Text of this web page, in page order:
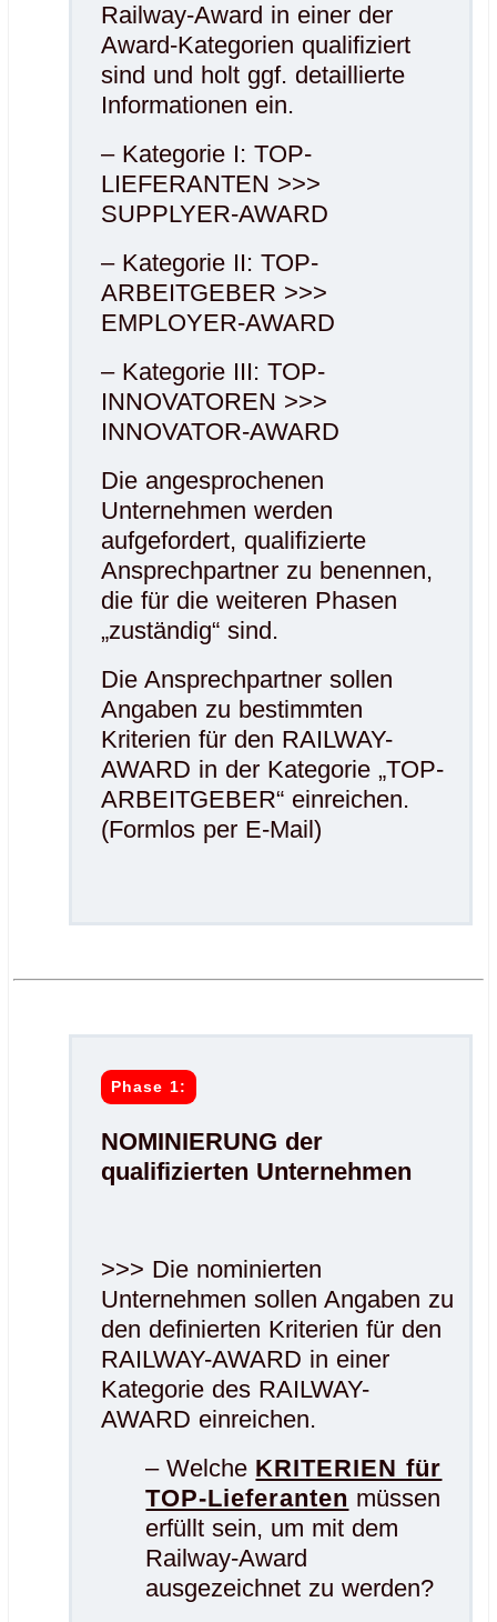
Railway-Award in einer der
Award-Kategorien qualifiziert
sind und holt ggf. detaillierte
Informationen ein.
– Kategorie I: TOP-
LIEFERANTEN >>>
SUPPLYER-AWARD
– Kategorie II: TOP-
ARBEITGEBER >>>
EMPLOYER-AWARD
– Kategorie III: TOP-
INNOVATOREN >>>
INNOVATOR-AWARD
Die angesprochenen
Unternehmen werden
aufgefordert, qualifizierte
Ansprechpartner zu benennen,
die für die weiteren Phasen
„zuständig“ sind.
Die Ansprechpartner sollen
Angaben zu bestimmten
Kriterien für den RAILWAY-
AWARD in der Kategorie „TOP-
ARBEITGEBER“ einreichen.
(Formlos per E-Mail)
Phase 1:
NOMINIERUNG der
qualifizierten Unternehmen
>>> Die nominierten
Unternehmen sollen Angaben zu
den definierten Kriterien für den
RAILWAY-AWARD in einer
Kategorie des RAILWAY-
AWARD einreichen.
– Welche KRITERIEN für
TOP-Lieferanten müssen
erfüllt sein, um mit dem
Railway-Award
ausgezeichnet zu werden?